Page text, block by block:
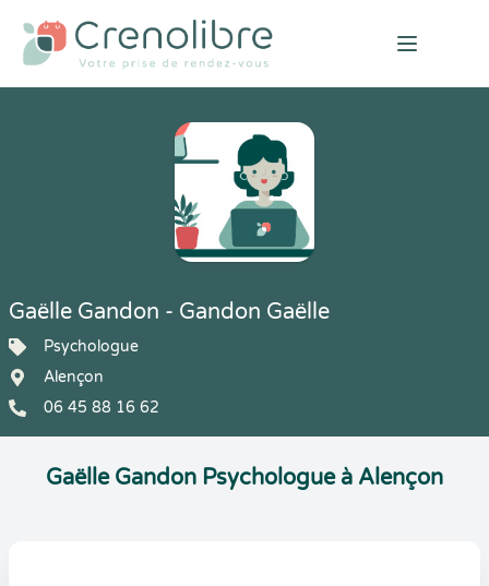
Open
Gaëlle Gandon - Gandon Gaëlle
Psychologue
Alençon
06 45 88 16 62
Gaëlle Gandon Psychologue à Alençon